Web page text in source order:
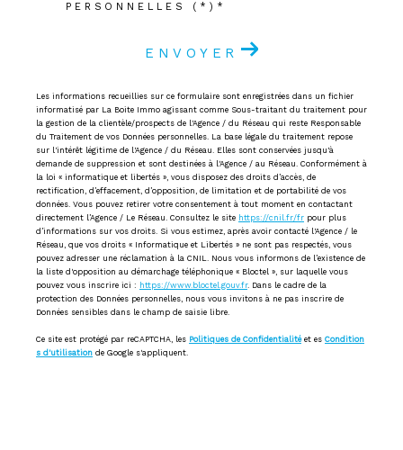
PERSONNELLES (*)*
ENVOYER
Les informations recueillies sur ce formulaire sont enregistrées dans un fichier
informatisé par La Boite Immo agissant comme Sous-traitant du traitement pour
la gestion de la clientèle/prospects de l'Agence / du Réseau qui reste Responsable
du Traitement de vos Données personnelles. La base légale du traitement repose
sur l'intérêt légitime de l'Agence / du Réseau. Elles sont conservées jusqu'à
demande de suppression et sont destinées à l'Agence / au Réseau. Conformément à
la loi « informatique et libertés », vous disposez des droits d’accès, de
rectification, d’effacement, d’opposition, de limitation et de portabilité de vos
données. Vous pouvez retirer votre consentement à tout moment en contactant
directement l’Agence / Le Réseau. Consultez le site https://cnil.fr/fr pour plus
d’informations sur vos droits. Si vous estimez, après avoir contacté l'Agence / le
Réseau, que vos droits « Informatique et Libertés » ne sont pas respectés, vous
pouvez adresser une réclamation à la CNIL. Nous vous informons de l’existence de
la liste d'opposition au démarchage téléphonique « Bloctel », sur laquelle vous
pouvez vous inscrire ici : https://www.bloctel.gouv.fr. Dans le cadre de la
protection des Données personnelles, nous vous invitons à ne pas inscrire de
Données sensibles dans le champ de saisie libre.
Ce site est protégé par reCAPTCHA, les Politiques de Confidentialitéet es Condition
s d'utilisation de Google s'appliquent.